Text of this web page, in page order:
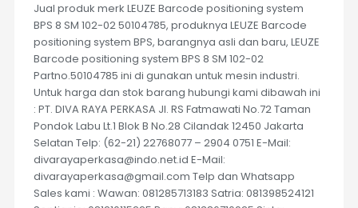
Jual produk merk LEUZE Barcode positioning system
BPS 8 SM 102-02 50104785, produknya LEUZE Barcode
positioning system BPS, barangnya asli dan baru, LEUZE
Barcode positioning system BPS 8 SM 102-02
Partno.50104785 ini di gunakan untuk mesin industri.
Untuk harga dan stok barang hubungi kami dibawah ini
: PT. DIVA RAYA PERKASA Jl. RS Fatmawati No.72 Taman
Pondok Labu Lt.1 Blok B No.28 Cilandak 12450 Jakarta
Selatan Telp: (62-21) 22768077 – 2904 0751 E-Mail:
divarayaperkasa@indo.net.id E-Mail:
divarayaperkasa@gmail.com Telp dan Whatsapp
Sales kami : Wawan: 081285713183 Satria: 081398524121